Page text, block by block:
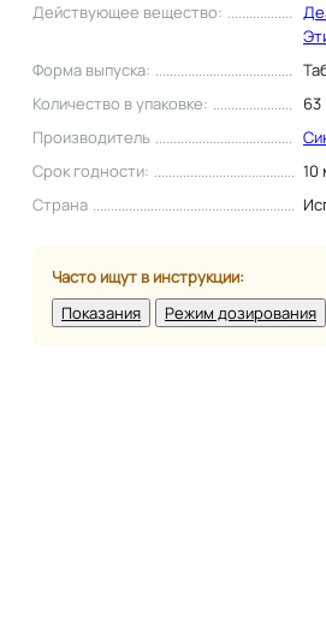
Действующее вещество:
Форма выпуска:
Количество в упаковке:
63
Производитель
Срок годности:
10
Страна
Часто ищут в инструкции:
Показания
Режим дозирования